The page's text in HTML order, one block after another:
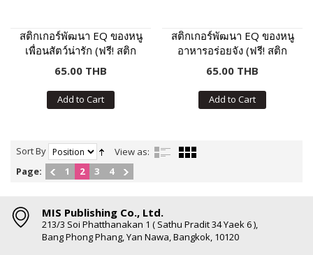
สติกเกอร์พัฒนา EQ ของหนู
เพื่อนสัตว์น่ารัก (ฟรี! สติก
เกอร์กว่า 100 ชิ้น ในเล่ม)
65.00 THB
Add to Cart
สติกเกอร์พัฒนา EQ ของหนู
อาหารอร่อยจัง (ฟรี! สติก
เกอร์กว่า 100 ชิ้น ในเล่ม)
65.00 THB
Add to Cart
Sort By
View as:
Page:
1 2 3 4
MIS Publishing Co., Ltd.
213/3 Soi Phatthanakan 1 ( Sathu Pradit 34 Yaek 6 ),
Bang Phong Phang, Yan Nawa, Bangkok, 10120